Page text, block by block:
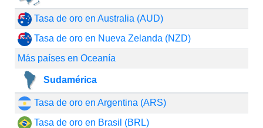
Tasa de oro en Australia (AUD)
Tasa de oro en Nueva Zelanda (NZD)
Más países en Oceanía
Sudamérica
Tasa de oro en Argentina (ARS)
Tasa de oro en Brasil (BRL)